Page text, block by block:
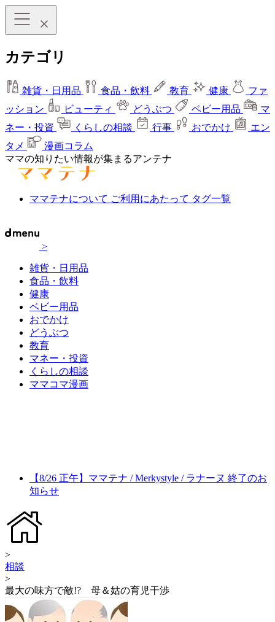
カテゴリ
雑貨・日用品 食品・飲料 教育 健康
ファ
ッション
ビューティ どうぶつ ベビー用品
マ
ネー・投資
くらしの相談 行事 おでかけ
エン
タメ
漫画コラム
ママの知りたい情報が集まるアンテナ
ママテナについて ご利用にあたって タグ一覧
>
雑貨・日用品
食品・飲料
健康
ベビー用品
おでかけ
どうぶつ
教育
マネー・投資
くらしの相談
ママコマ漫画
【8/26 正午】ママテナ / Merkystyle / ラナーヌ 終了のお
知らせ
>
相談
>
最大の味方で敵!? 母＆姑の育児干渉